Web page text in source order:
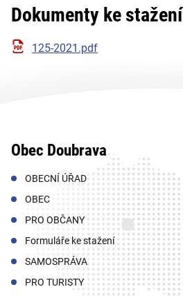
Dokumenty ke stažení
125-2021.pdf
Obec Doubrava
OBECNÍ ÚŘAD
OBEC
PRO OBČANY
Formuláře ke stažení
SAMOSPRÁVA
PRO TURISTY